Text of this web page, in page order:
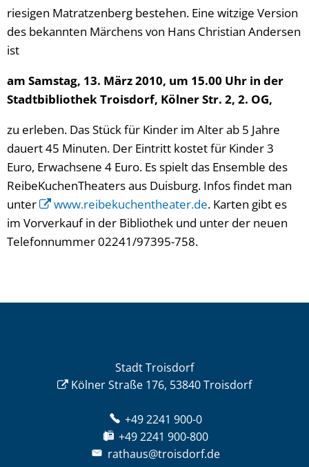
riesigen Matratzenberg bestehen. Eine witzige Version
des bekannten Märchens von Hans Christian Andersen
ist
am Samstag, 13. März 2010, um 15.00 Uhr in der
Stadtbibliothek Troisdorf, Kölner Str. 2, 2. OG,
zu erleben. Das Stück für Kinder im Alter ab 5 Jahre
dauert 45 Minuten. Der Eintritt kostet für Kinder 3
Euro, Erwachsene 4 Euro. Es spielt das Ensemble des
ReibeKuchenTheaters aus Duisburg. Infos findet man
unter
www.reibekuchentheater.de. Karten gibt es
im Vorverkauf in der Bibliothek und unter der neuen
Telefonnummer 02241/97395-758.
Stadt Troisdorf
Kölner Straße 176, 53840 Troisdorf
+49 2241 900-0
+49 2241 900-800
rathaus@troisdorf.de